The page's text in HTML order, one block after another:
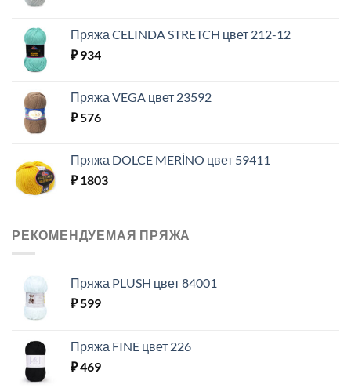
Пряжа CELINDA STRETCH цвет 212-12
₽934
Пряжа VEGA цвет 23592
₽576
Пряжа DOLCE MERİNO цвет 59411
₽1803
РЕКОМЕНДУЕМАЯ ПРЯЖА
Пряжа PLUSH цвет 84001
₽599
Пряжа FINE цвет 226
₽469